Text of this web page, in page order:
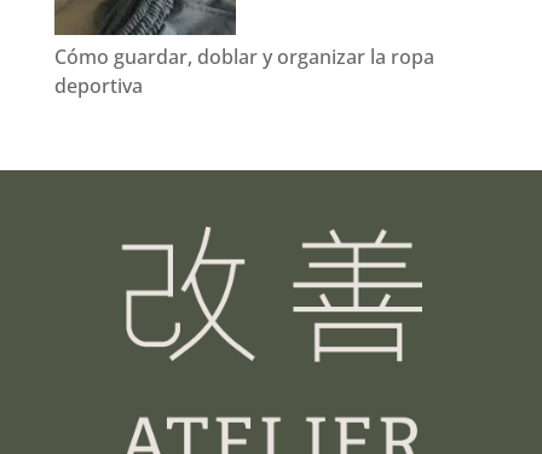
Cómo guardar, doblar y organizar la ropa
deportiva